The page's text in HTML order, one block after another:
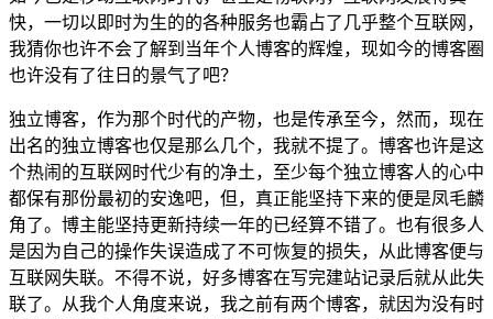
快，一切以即时为生的的各种服务也霸占了几乎整个互联网，
我猜你也许不会了解到当年个人博客的辉煌，现如今的博客圈
也许没有了往日的景气了吧？
独立博客，作为那个时代的产物，也是传承至今，然而，现在
出名的独立博客也仅是那么几个，我就不提了。博客也许是这
个热闹的互联网时代少有的净土，至少每个独立博客人的心中
都保有那份最初的安逸吧，但，真正能坚持下来的便是凤毛麟
角了。博主能坚持更新持续一年的已经算不错了。也有很多人
是因为自己的操作失误造成了不可恢复的损失，从此博客便与
互联网失联。不得不说，好多博客在写完建站记录后就从此失
联了。从我个人角度来说，我之前有两个博客，就因为没有时